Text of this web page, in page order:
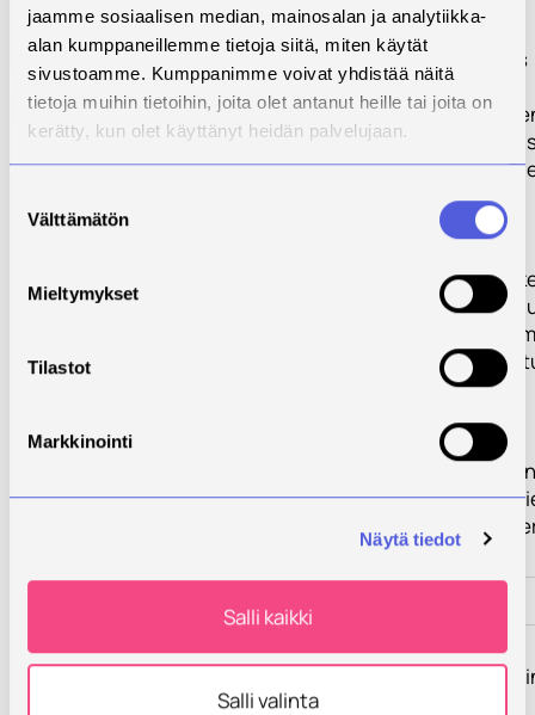
jaamme sosiaalisen median, mainosalan ja analytiikka-
alan kumppaneillemme tietoja siitä, miten käytät
sivustoamme. Kumppanimme voivat yhdistää näitä
tietoja muihin tietoihin, joita olet antanut heille tai joita on
kerätty, kun olet käyttänyt heidän palvelujaan.
valinta
Välttämätön
Mieltymykset
Tilastot
Markkinointi
Näytä tiedot
Salli kaikki
Salli valinta
liiketoimintaa.
Esimerkiksi eräs
merkittävä
käyttökohde
jäte- ja
kaasujen
puhdistukseen
suodatinten
Hulevedet ovat
lainsäädännön
kaupunkien
siten niiden
imeyttäminen,
ohjaaminen ja
sisältämien
tai
talteenotto on
tärkeää.
Tulokset
Jäte- ja